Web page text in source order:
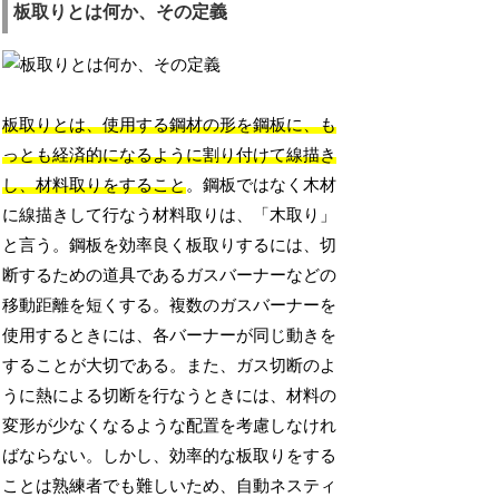
板取りとは何か、その定義
板取りとは、使用する鋼材の形を鋼板に、も
っとも経済的になるように割り付けて線描き
し、材料取りをすること。鋼板ではなく木材
に線描きして行なう材料取りは、「木取り」
と言う。鋼板を効率良く板取りするには、切
断するための道具であるガスバーナーなどの
移動距離を短くする。複数のガスバーナーを
使用するときには、各バーナーが同じ動きを
することが大切である。また、ガス切断のよ
うに熱による切断を行なうときには、材料の
変形が少なくなるような配置を考慮しなけれ
ばならない。しかし、効率的な板取りをする
ことは熟練者でも難しいため、自動ネスティ